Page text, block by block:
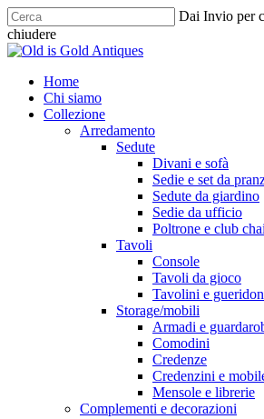
Skip
to
main
Dai Invio per
chiudere
Chiudi
cerca
Menu
Home
Chi siamo
Collezione
Arredamento
Sedute
Divani e sofà
Sedie e set da
Sedute da giardino
Sedie da ufficio
Poltrone e club
Tavoli
Console
Tavoli da gioco
Tavolini e gueridon
Storage/mobili
Armadi e
Comodini
Credenze
Credenzini e
Mensole e librerie
Complementi e decorazioni